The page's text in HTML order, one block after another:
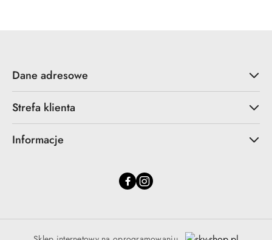
Dane adresowe
Strefa klienta
Informacje